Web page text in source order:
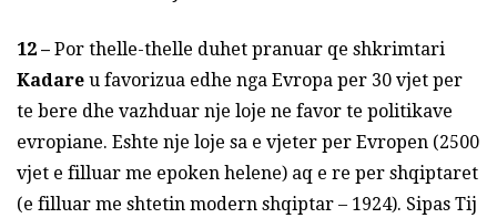
12 – Por thelle-thelle duhet pranuar qe shkrimtari
Kadare u favorizua edhe nga Evropa per 30 vjet per
te bere dhe vazhduar nje loje ne favor te politikave
evropiane. Eshte nje loje sa e vjeter per Evropen (2500
vjet e filluar me epoken helene) aq e re per shqiptaret
(e filluar me shtetin modern shqiptar – 1924). Sipas Tij